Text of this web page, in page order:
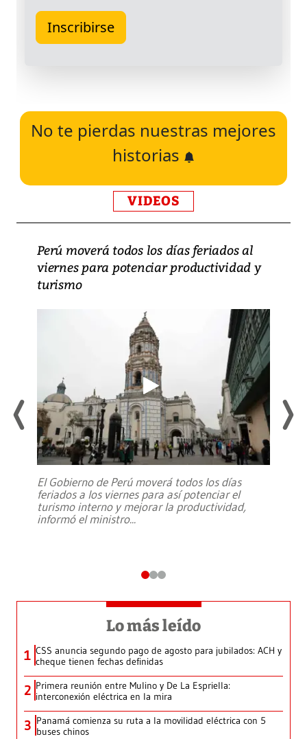
No te pierdas nuestras mejores
historias
VIDEOS
Perú moverá todos los días feriados al
viernes para potenciar productividad y
turismo
El Gobierno de Perú moverá todos los días
feriados a los viernes para así potenciar el
turismo interno y mejorar la productividad,
informó el ministro...
Lo más leído
1 CSS anuncia segundo pago de agosto para jubilados: ACH y
cheque tienen fechas definidas
2 Primera reunión entre Mulino y De La Espriella:
interconexión eléctrica en la mira
3 Panamá comienza su ruta a la movilidad eléctrica con 5
buses chinos